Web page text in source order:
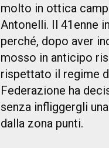
molto in ottica
Antonelli. Il 41enne
perché, dopo aver
mosso in anticipo
rispettato il regime
Federazione ha
senza infliggergli
dalla zona punti.